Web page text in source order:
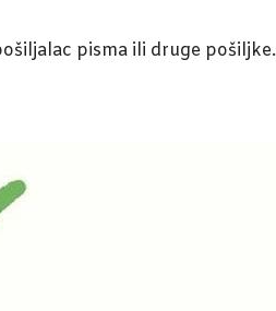
pisma ili druge pošiljke.